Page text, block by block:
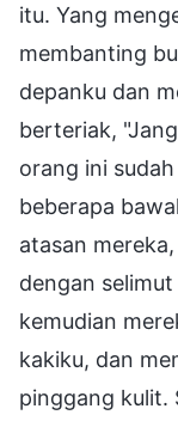
itu. Yang
membanting
depanku dan
berteriak,
orang ini
beberapa
atasan
dengan
kemudian
kakiku, dan
pinggang kulit.